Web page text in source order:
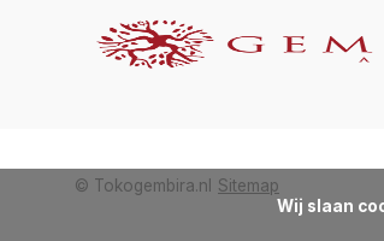
© Tokogembira.nl
Sitemap
Wij slaan